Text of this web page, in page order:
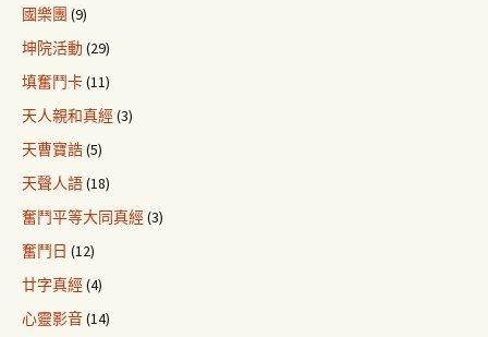
國樂團 (9)
坤院活動(29)
填奮鬥卡(11)
天人親和真經(3)
天曹寶誥(5)
天聲人語(18)
奮鬥平等大同真經(3)
奮鬥日 (12)
廿字真經(4)
心靈影音(14)